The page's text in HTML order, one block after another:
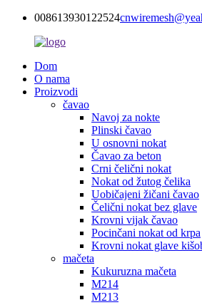
008613930122524
Dom
O nama
Proizvodi
čavao
Navoj za nokte
Plinski čavao
U osnovni nokat
Čavao za beton
Crni čelični nokat
Nokat od žutog čelika
Uobičajeni žičani čavao
Čelični nokat bez glave
Krovni vijak čavao
Pocinčani nokat od krpa
Krovni nokat glave
mačeta
Kukuruzna mačeta
M214
M213